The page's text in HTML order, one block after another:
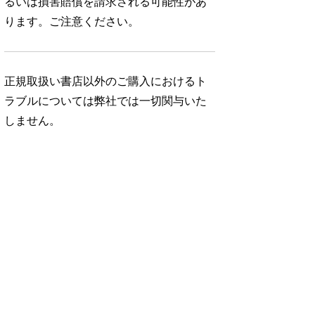
ります。ご注意ください。
正規取扱い書店以外のご購入におけるト
ラブルについては弊社では一切関与いた
しません。